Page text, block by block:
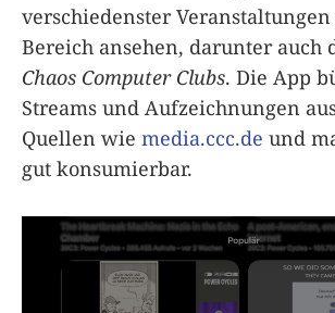
verschiedenster Veranstaltungen
Bereich ansehen, darunter auch
Chaos Computer Clubs. Die App
Streams und Aufzeichnungen
Quellen wie media.ccc.de und
gut konsumierbar.